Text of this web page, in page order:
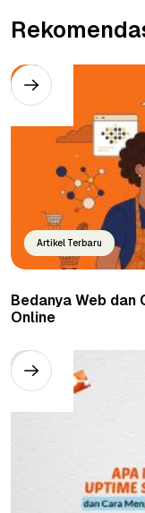
Artikel Terbaru
Bedanya Web dan
Online